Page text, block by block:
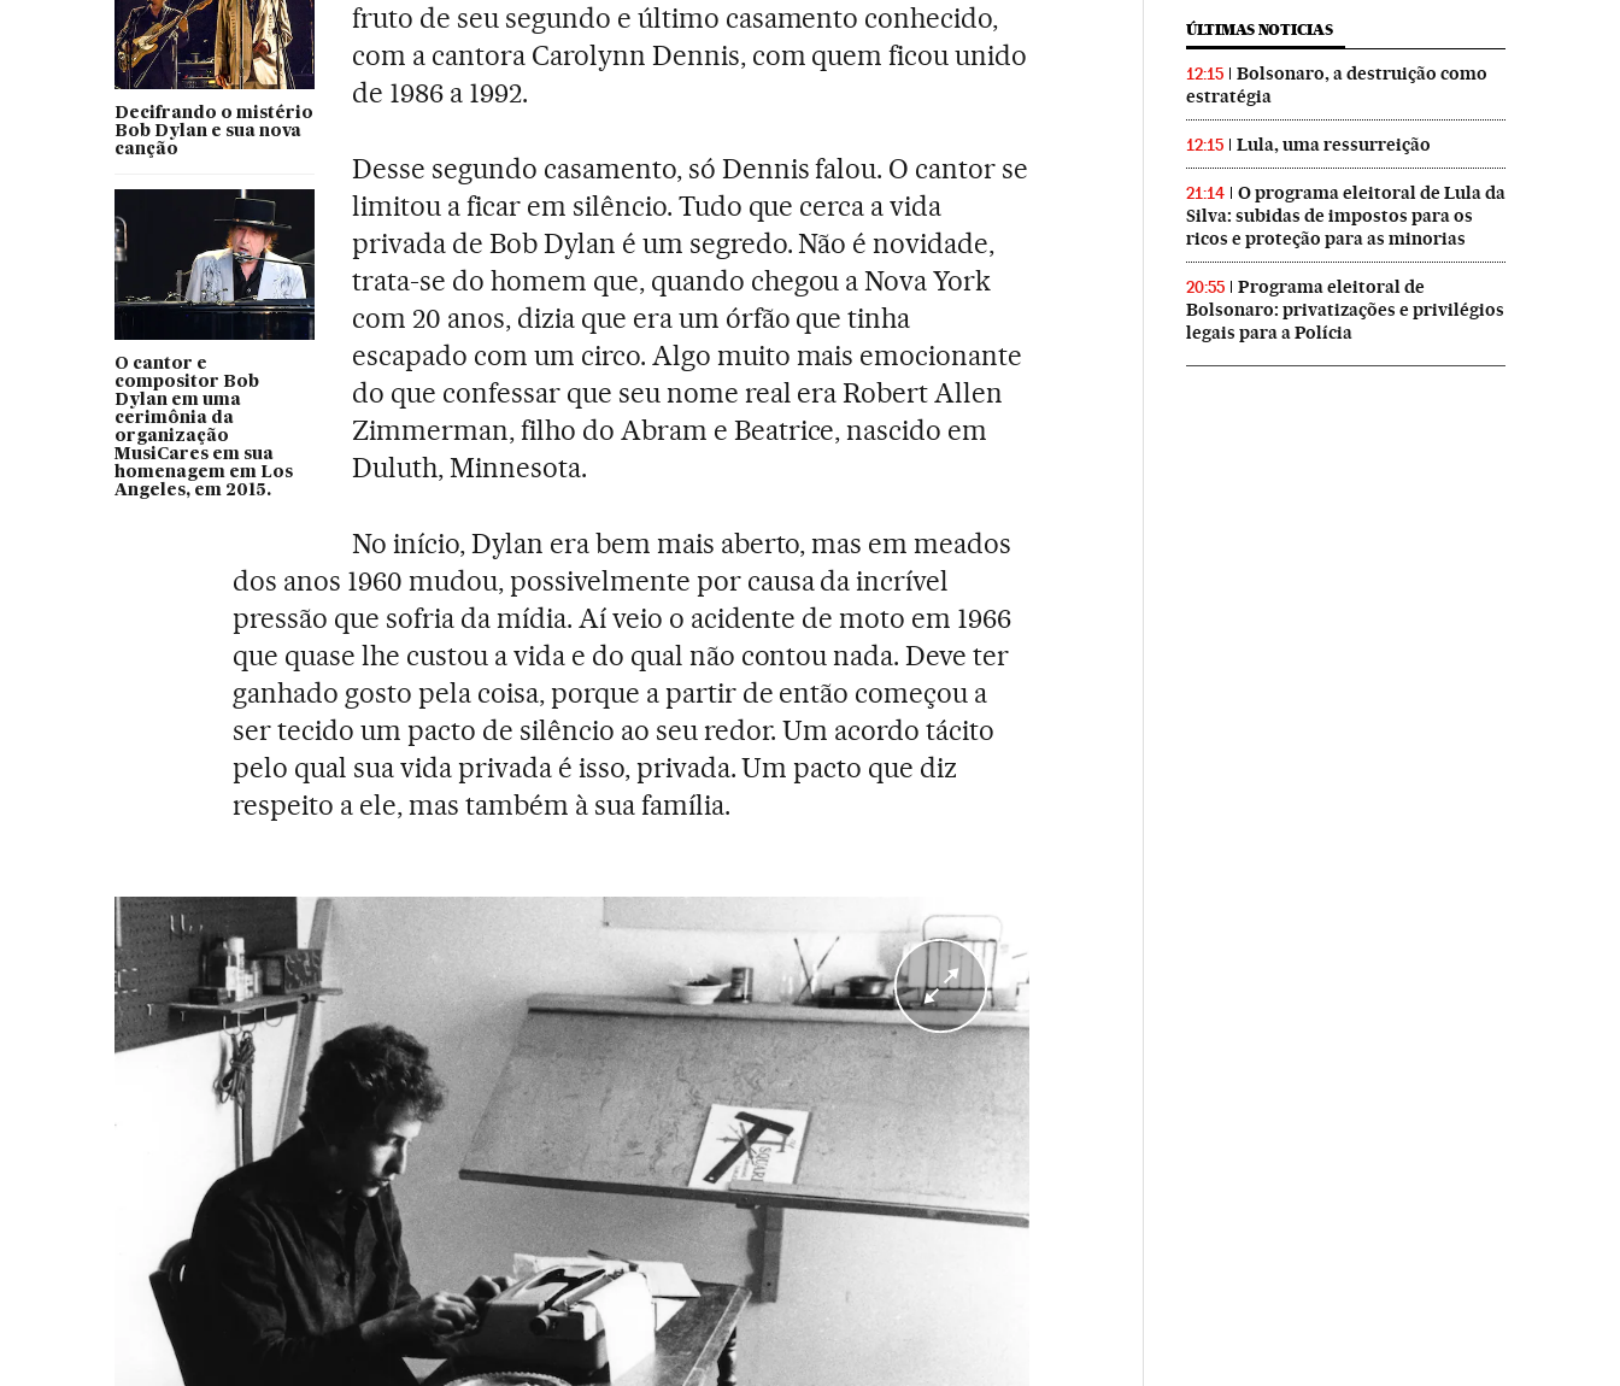
Decifrando o mistério
Bob Dylan e sua nova
canção
O cantor e
compositor Bob
Dylan em uma
cerimônia da
organização
MusiCares em sua
homenagem em Los
Angeles, em 2015.
fruto de seu segundo e último casamento conhecido,
com a cantora Carolynn Dennis, com quem ficou unido
de 1986 a 1992.
Desse segundo casamento, só Dennis falou. O cantor se
limitou a ficar em silêncio. Tudo que cerca a vida
privada de Bob Dylan é um segredo. Não é novidade,
trata-se do homem que, quando chegou a Nova York
com 20 anos, dizia que era um órfão que tinha
escapado com um circo. Algo muito mais emocionante
do que confessar que seu nome real era Robert Allen
Zimmerman, filho do Abram e Beatrice, nascido em
Duluth, Minnesota.
No início, Dylan era bem mais aberto, mas em meados
dos anos 1960 mudou, possivelmente por causa da incrível
pressão que sofria da mídia. Aí veio o acidente de moto em 1966
que quase lhe custou a vida e do qual não contou nada. Deve ter
ganhado gosto pela coisa, porque a partir de então começou a
ser tecido um pacto de silêncio ao seu redor. Um acordo tácito
pelo qual sua vida privada é isso, privada. Um pacto que diz
respeito a ele, mas também à sua família.
ÚLTIMAS NOTICIAS
12:15
Bolsonaro, a destruição como
estratégia
12:15 Lula, uma ressurreição
21:14
O programa eleitoral de Lula da
Silva: subidas de impostos para os
ricos e proteção para as minorias
20:55
Programa eleitoral de
Bolsonaro: privatizações e privilégios
legais para a Polícia